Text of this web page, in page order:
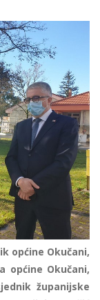
općine Okučani,
općine Okučani,
županijske